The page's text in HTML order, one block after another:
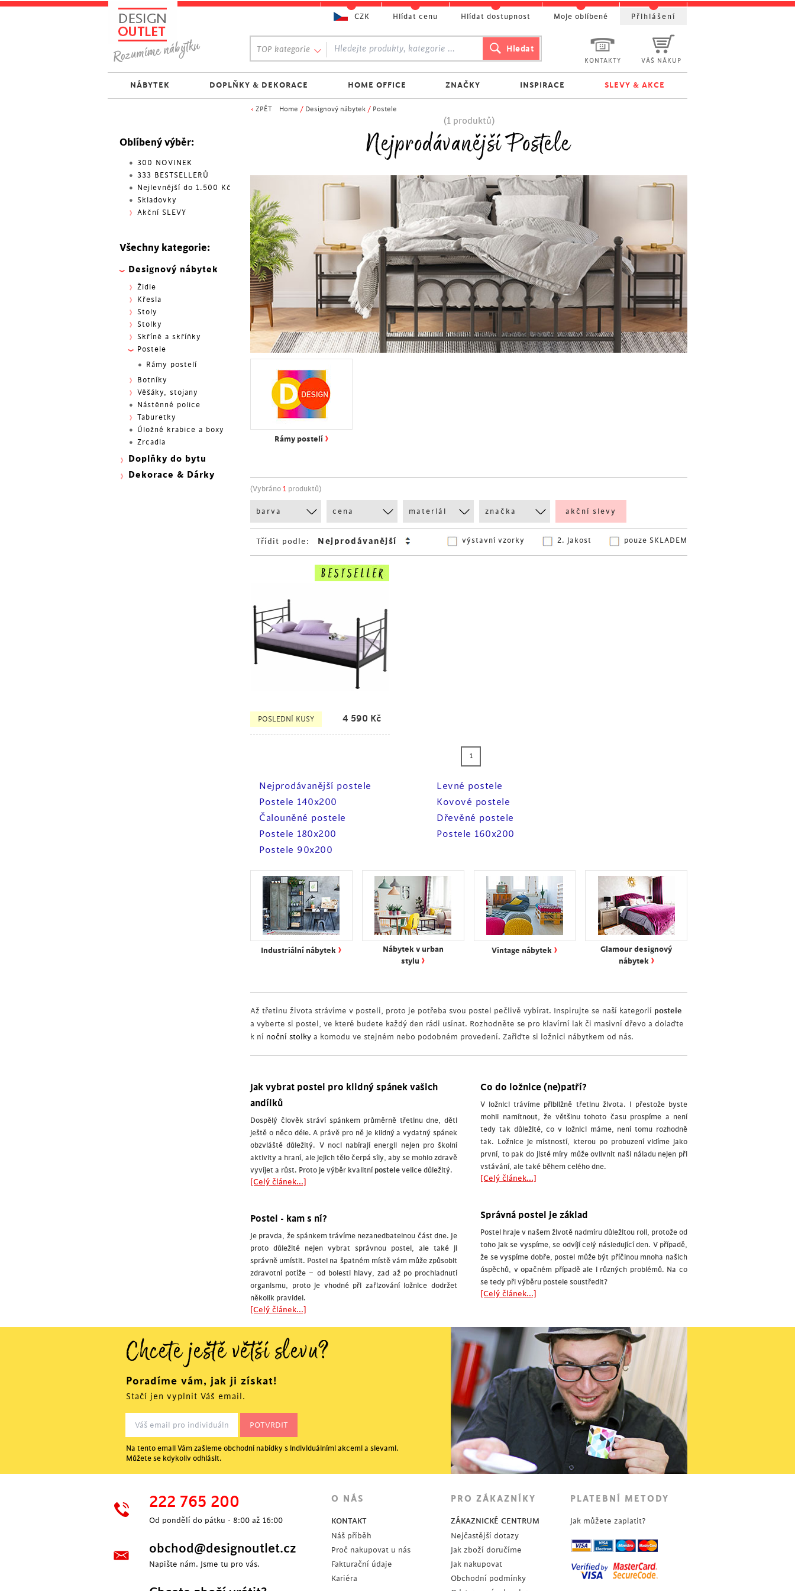
< ZPĚT Home / Designový nábytek / Postele
(1 produktů)
Nejprodávanější Postele
Rámy postelí ›
(Vybráno 1 produktů)
barva cena materiál značka akční slevy
Třídit podle: pouze SKLADEM
2. jakost
výstavní vzorky
POSLEDNÍ KUSY 4 590 Kč
1
Nejprodávanější postele
Levné postele
Postele 140x200
Kovové postele
Čalouněné postele
Dřevěné postele
Postele 180x200
Postele 160x200
Postele 90x200
Industriální nábytek ›
Nábytek v urban
stylu ›
Vintage nábytek ›
Glamour designový
nábytek ›
Až třetinu života strávíme v posteli, proto je potřeba svou postel pečlivě vybírat. Inspirujte se naší kategorií postele
a vyberte si postel, ve které budete každý den rádi usínat. Rozhodněte se pro klavírní lak či masivní dřevo a dolaďte
k ní noční stolky a komodu ve stejném nebo podobném provedení. Zařiďte si ložnici nábytkem od nás.
Jak vybrat postel pro klidný spánek vašich
andílků
Dospělý člověk stráví spánkem průměrně třetinu dne, děti
ještě o něco déle. A právě pro ně je klidný a vydatný spánek
obzvláště důležitý. V noci nabírají energii nejen pro školní
aktivity a hraní, ale jejich tělo čerpá síly, aby se mohlo zdravě
vyvíjet a růst. Proto je výběr kvalitní postele velice důležitý.
[Celý článek...]
Postel - kam s ní?
Je pravda, že spánkem trávíme nezanedbatelnou část dne. Je
proto důležité nejen vybrat správnou postel, ale také ji
správně umístit. Postel na špatném místě vám může způsobit
zdravotní potíže – od bolesti hlavy, zad až po prochladnutí
organismu, proto je vhodné při zařizování ložnice dodržet
několik pravidel.
[Celý článek...]
Co do ložnice (ne)patří?
V ložnici trávíme přibližně třetinu života. I přestože byste
mohli namítnout, že většinu tohoto času prospíme a není
tedy tak důležité, co v ložnici máme, není tomu rozhodně
tak. Ložnice je místností, kterou po probuzení vidíme jako
první, to pak do jisté míry může ovlivnit naši náladu nejen při
vstávání, ale také během celého dne.
[Celý článek...]
Správná postel je základ
Postel hraje v našem životě nadmíru důležitou roli, protože od
toho jak se vyspíme, se odvíjí celý následující den. V případě,
že se vyspíme dobře, postel může být příčinou mnoha našich
úspěchů, v opačném případě ale i různých problémů. Na co
se tedy při výběru postele soustředit?
[Celý článek...]
Oblíbený výběr:
300 NOVINEK
333 BESTSELLERŮ
Nejlevnější do 1.500 Kč
Skladovky
Akční SLEVY
Všechny kategorie:
Designový nábytek
Židle
Křesla
Stoly
Stolky
Skříně a skříňky
Postele
Rámy postelí
Botníky
Věšáky, stojany
Nástěnné police
Taburetky
Úložné krabice a boxy
Zrcadla
Doplňky do bytu
Dekorace & Dárky
KONTAKTY VÁŠ NÁKUP
TOP kategorie
NÁBYTEK DOPLŇKY & DEKORACE HOME OFFICE ZNAČKY INSPIRACE SLEVY & AKCE
CZK Hlídat cenu Hlídat dostupnost Moje oblíbené Přihlášení
Chcete ještě větší slevu?
Poradíme vám, jak ji získat!
Stačí jen vyplnit Váš email.
Na tento email Vám zašleme obchodní nabídky s individuálními akcemi a slevami.
Můžete se kdykoliv odhlásit.
222 765 200
Od pondělí do pátku - 8:00 až 16:00
obchod@designoutlet.cz
Napište nám. Jsme tu pro vás.
O NÁS
KONTAKT
Náš příběh
Proč nakupovat u nás
Fakturační údaje
Kariéra
PRO ZÁKAZNÍKY
ZÁKAZNICKÉ CENTRUM
Nejčastější dotazy
Jak zboží doručíme
Jak nakupovat
Obchodní podmínky
PLATEBNÍ METODY
Jak můžete zaplatit?